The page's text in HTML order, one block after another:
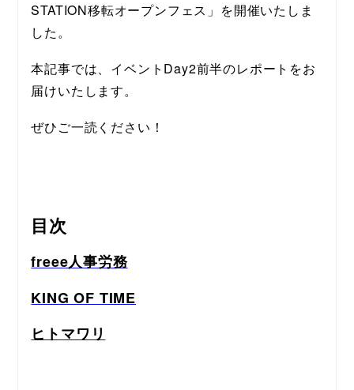
STATION移転オープンフェス」を開催いたしま
した。
本記事では、イベントDay2前半のレポートをお
届けいたします。
ぜひご一読ください！
目次
freee人事労務
KING OF TIME
ヒトマワリ